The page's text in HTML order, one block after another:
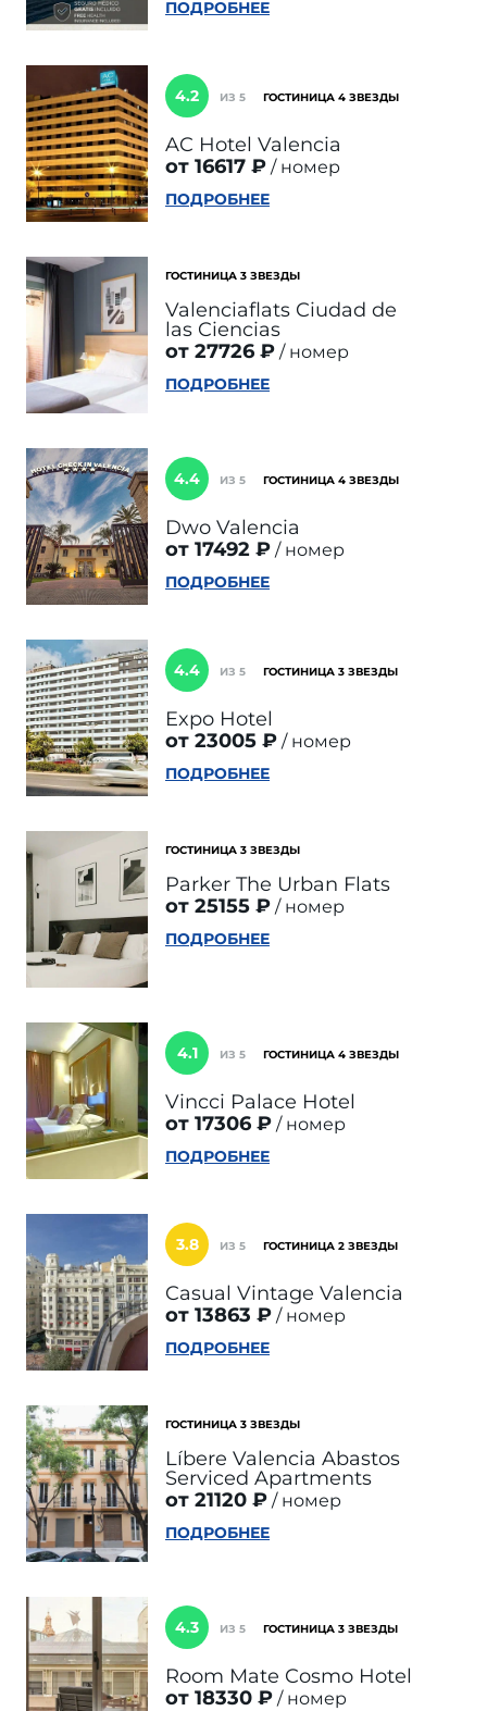
ПОДРОБНЕЕ
4.2 ИЗ 5 ГОСТИНИЦА 4 ЗВЕЗДЫ
AC Hotel Valencia
от 16617 ₽
номер
ПОДРОБНЕЕ
ГОСТИНИЦА 3 ЗВЕЗДЫ
Valenciaflats Ciudad de
las Ciencias
от 27726 ₽
номер
ПОДРОБНЕЕ
4.4 ИЗ 5 ГОСТИНИЦА 4 ЗВЕЗДЫ
Dwo Valencia
от 17492 ₽
номер
ПОДРОБНЕЕ
4.4 ИЗ 5 ГОСТИНИЦА 3 ЗВЕЗДЫ
Expo Hotel
от 23005 ₽
номер
ПОДРОБНЕЕ
ГОСТИНИЦА 3 ЗВЕЗДЫ
Parker The Urban Flats
от 25155 ₽
номер
ПОДРОБНЕЕ
4.1 ИЗ 5 ГОСТИНИЦА 4 ЗВЕЗДЫ
Vincci Palace Hotel
от 17306 ₽
номер
ПОДРОБНЕЕ
3.8 ИЗ 5 ГОСТИНИЦА 2 ЗВЕЗДЫ
Casual Vintage Valencia
от 13863 ₽
номер
ПОДРОБНЕЕ
ГОСТИНИЦА 3 ЗВЕЗДЫ
Líbere Valencia Abastos
Serviced Apartments
от 21120 ₽
номер
ПОДРОБНЕЕ
4.3 ИЗ 5 ГОСТИНИЦА 3 ЗВЕЗДЫ
Room Mate Cosmo Hotel
от 18330 ₽
номер